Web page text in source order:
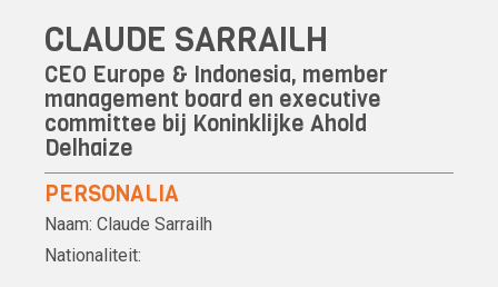
CLAUDE SARRAILH
CEO Europe & Indonesia, member
management board en executive
committee bij Koninklijke Ahold
Delhaize
PERSONALIA
Naam: Claude Sarrailh
Nationaliteit: